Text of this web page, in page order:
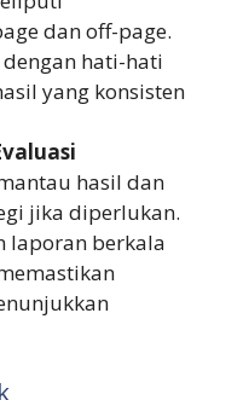
dan off-page.
hati-hati
yang konsisten
hasil dan
jika diperlukan.
laporan berkala